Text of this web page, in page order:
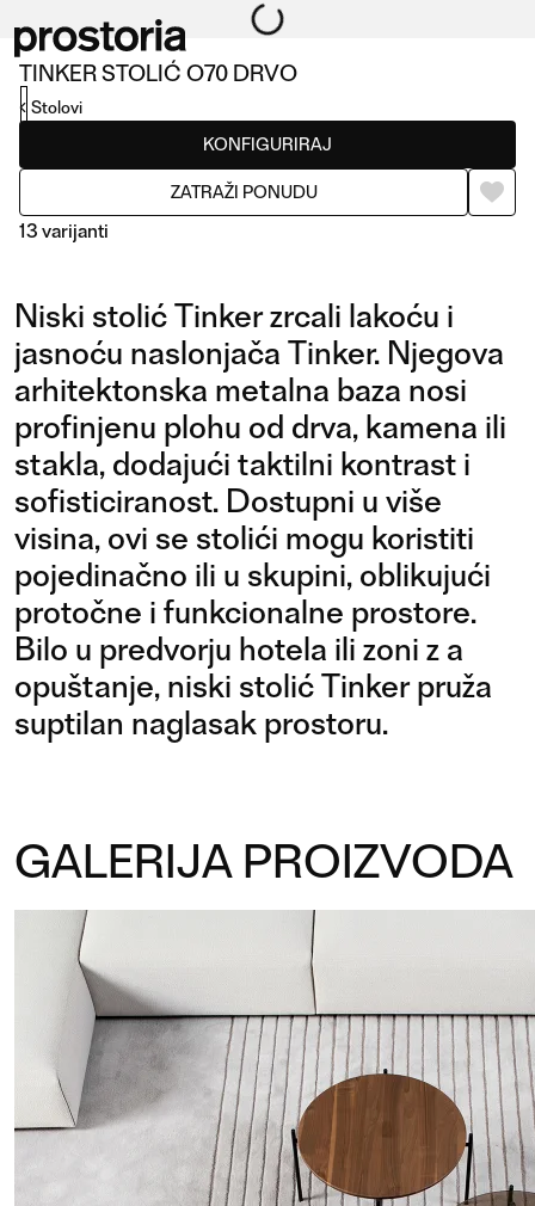
TINKER STOLIĆ O70 DRVO
KONFIGURIRAJ
ZATRAŽI PONUDU
13 varijanti
STOLIĆ O70 DRVO STOLIĆ 50X50 DRVO
Stolovi
Niski stolić Tinker zrcali lakoću i
jasnoću naslonjača Tinker. Njegova
arhitektonska metalna baza nosi
profinjenu plohu od drva, kamena ili
stakla, dodajući taktilni kontrast i
sofisticiranost. Dostupni u više
visina, ovi se stolići mogu koristiti
pojedinačno ili u skupini, oblikujući
protočne i funkcionalne prostore.
Bilo u predvorju hotela ili zoni z a
opuštanje, niski stolić Tinker pruža
suptilan naglasak prostoru.
GALERIJA PROIZVODA